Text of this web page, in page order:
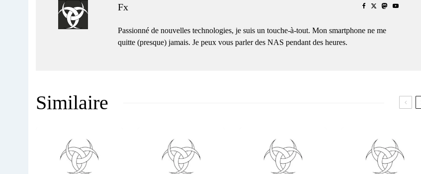
Fx
Passionné de nouvelles technologies, je suis un touche-à-tout. Mon smartphone ne me
quitte (presque) jamais. Je peux vous parler des NAS pendant des heures.
Similaire